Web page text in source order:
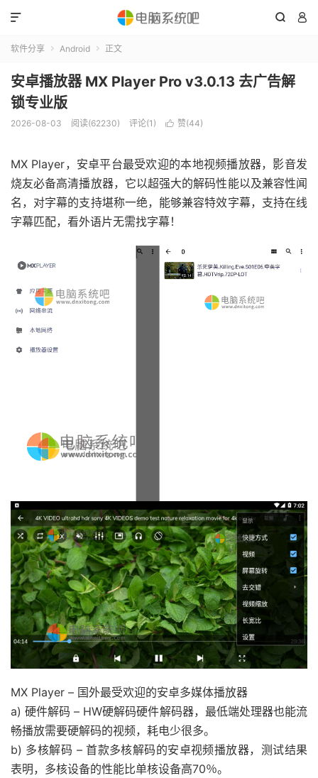
 

软件分享  Android  正文
安卓播放器 MX Player Pro v3.0.13 去广告解
锁专业版
2026-08-03 阅读(62230) 评论(1)  赞(44)
MX Player，安卓平台最受欢迎的本地视频播放器，影音发
烧友必备高清播放器，它以超强大的解码性能以及兼容性闻
名，对字幕的支持堪称一绝，能够兼容特效字幕，支持在线
字幕匹配，看外语片无需找字幕！
MX Player – 国外最受欢迎的安卓多媒体播放器
a) 硬件解码 – HW硬解码硬件解码器，最低端处理器也能流
畅播放需要硬解码的视频，耗电少很多。
b) 多核解码 – 首款多核解码的安卓视频播放器，测试结果
表明，多核设备的性能比单核设备高70％。